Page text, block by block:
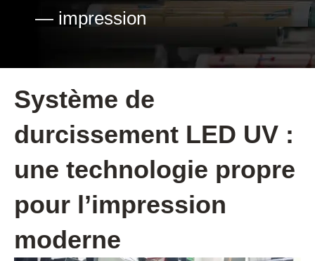
— impression
Système de
durcissement LED UV :
une technologie propre
pour l’impression
moderne